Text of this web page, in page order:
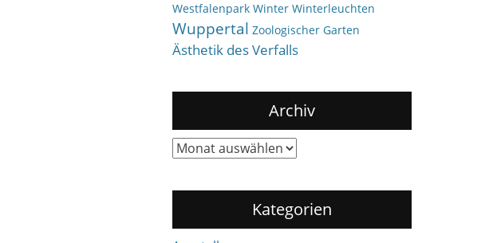
Westfalenpark Winter Winterleuchten
Wuppertal Zoologischer Garten
Ästhetik des Verfalls
Archiv
Archiv
Kategorien